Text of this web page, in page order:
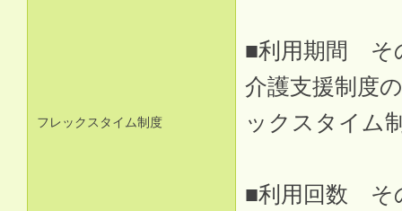
フレックスタイム制度
■利用期間 そ
介護支援制度
ックスタイム
■利用回数 そ